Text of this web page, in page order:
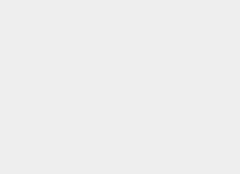
sjukdom stärkt av läkarintyg.
information!